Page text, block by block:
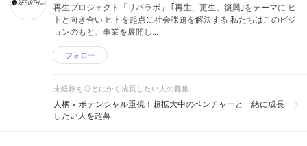
再生プロジェクト「リバラボ」 ｢再生、更生、復興｣をテーマに ヒ
トと向き合い ヒトを起点に社会課題を解決する 私たちはこのビジ
ョンのもと、事業を展開し...
フォロー
未経験も◎とにかく成長したい人の募集
人柄 × ポテンシャル重視！超拡大中のベンチャーと一緒に成長
したい人を超募